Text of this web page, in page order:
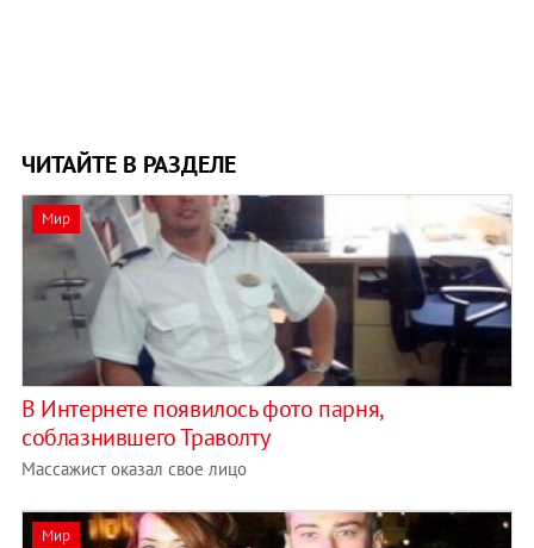
ЧИТАЙТЕ В РАЗДЕЛЕ
Мир
В Интернете появилось фото парня,
соблазнившего Траволту
Массажист оказал свое лицо
Мир